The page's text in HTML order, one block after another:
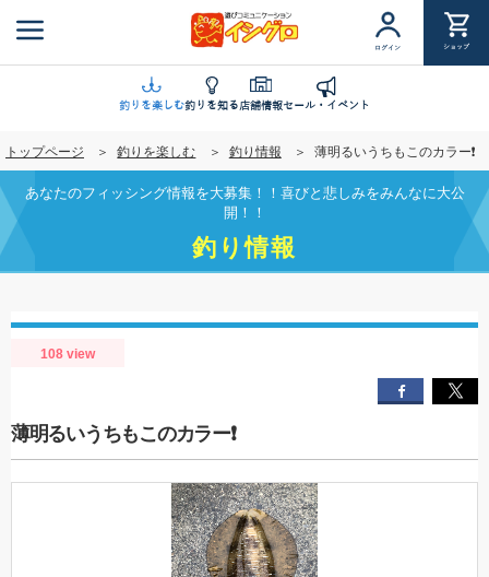
ン
に
移
動
ログイン ショップ
釣りを楽しむ釣りを知る店舗情報セール・イベント
トップページ 釣りを楽しむ 釣り情報 薄明るいうちもこのカラー❗️
あなたのフィッシング情報を大募集！！喜びと悲しみをみんなに大公
開！！
釣り情報
108 view
薄明るいうちもこのカラー❗️